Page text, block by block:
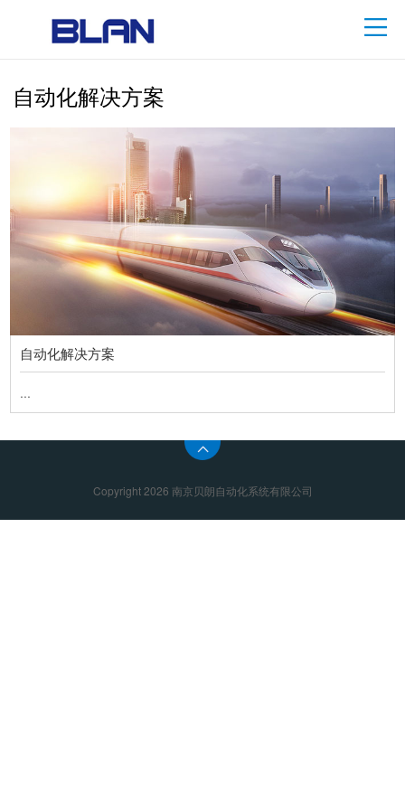
自动化解决方案
自动化解决方案
...
Copyright 2026 南京贝朗自动化系统有限公司